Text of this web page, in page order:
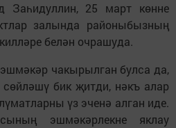
25 март көнне
залында районыбызның
белән очрашуда.
чакырылган булса да,
бик җитди, нәкъ алар
үз эченә алган иде.
эшмәкәрлекне яклау